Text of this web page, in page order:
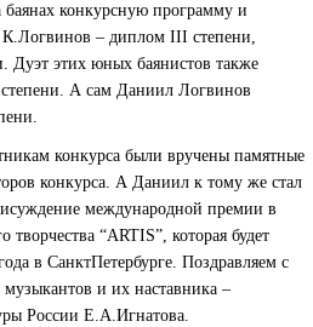
конкурсную программу и
– диплом III степени,
этих юных баянистов также
А сам Даниил Логвинов
конкурса были вручены памятные
конкурса. А Даниил к тому же стал
международной премии в
творчества “ARTIS”, которая будет
в Санкт­Петербурге. Поздравляем с
и их наставника –
России Е.А.Игнатова.